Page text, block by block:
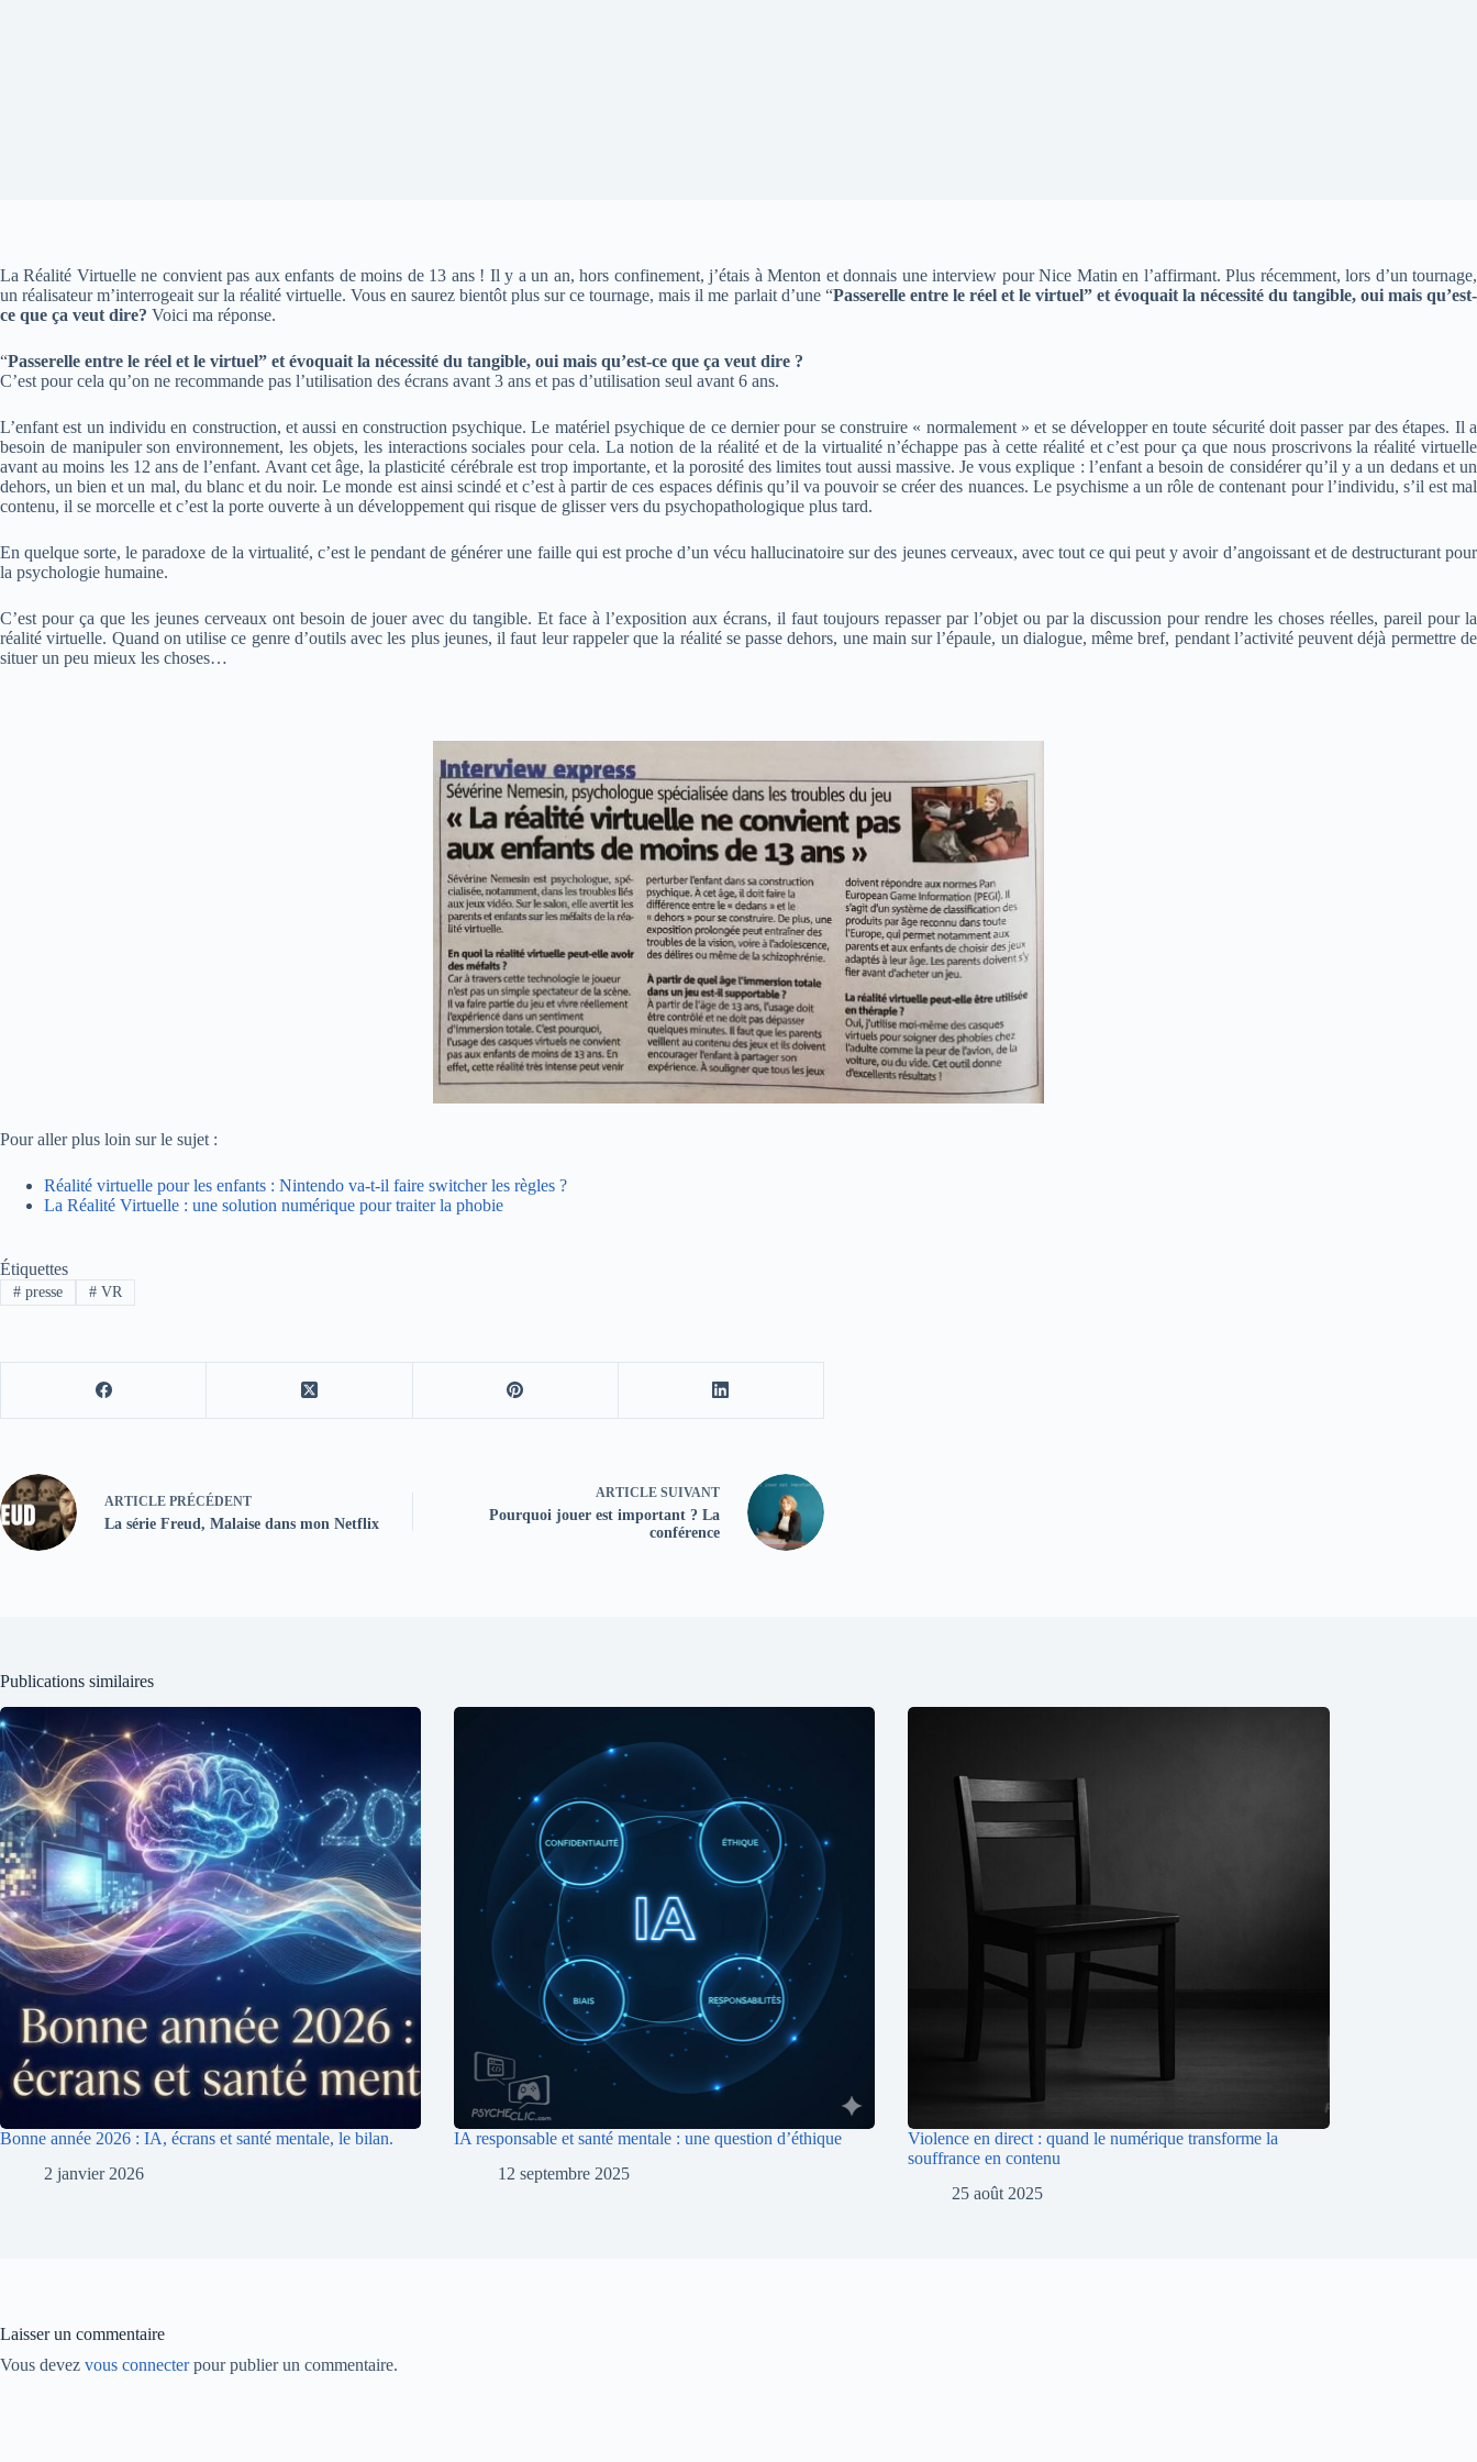
La Réalité Virtuelle ne convient pas aux enfants de moins de 13 ans ! Il y a un an, hors confinement, j’étais à Menton et donnais une interview pour Nice Matin en l’affirmant. Plus récemment, lors d’un tournage,
un réalisateur m’interrogeait sur la réalité virtuelle. Vous en saurez bientôt plus sur ce tournage, mais il me parlait d’une “Passerelle entre le réel et le virtuel” et évoquait la nécessité du tangible, oui mais qu’est-
ce que ça veut dire? Voici ma réponse.
“Passerelle entre le réel et le virtuel” et évoquait la nécessité du tangible, oui mais qu’est-ce que ça veut dire ?
C’est pour cela qu’on ne recommande pas l’utilisation des écrans avant 3 ans et pas d’utilisation seul avant 6 ans.
L’enfant est un individu en construction, et aussi en construction psychique. Le matériel psychique de ce dernier pour se construire « normalement » et se développer en toute sécurité doit passer par des étapes. Il a
besoin de manipuler son environnement, les objets, les interactions sociales pour cela. La notion de la réalité et de la virtualité n’échappe pas à cette réalité et c’est pour ça que nous proscrivons la réalité virtuelle
avant au moins les 12 ans de l’enfant. Avant cet âge, la plasticité cérébrale est trop importante, et la porosité des limites tout aussi massive. Je vous explique : l’enfant a besoin de considérer qu’il y a un dedans et un
dehors, un bien et un mal, du blanc et du noir. Le monde est ainsi scindé et c’est à partir de ces espaces définis qu’il va pouvoir se créer des nuances. Le psychisme a un rôle de contenant pour l’individu, s’il est mal
contenu, il se morcelle et c’est la porte ouverte à un développement qui risque de glisser vers du psychopathologique plus tard.
En quelque sorte, le paradoxe de la virtualité, c’est le pendant de générer une faille qui est proche d’un vécu hallucinatoire sur des jeunes cerveaux, avec tout ce qui peut y avoir d’angoissant et de destructurant pour
la psychologie humaine.
C’est pour ça que les jeunes cerveaux ont besoin de jouer avec du tangible. Et face à l’exposition aux écrans, il faut toujours repasser par l’objet ou par la discussion pour rendre les choses réelles, pareil pour la
réalité virtuelle. Quand on utilise ce genre d’outils avec les plus jeunes, il faut leur rappeler que la réalité se passe dehors, une main sur l’épaule, un dialogue, même bref, pendant l’activité peuvent déjà permettre de
situer un peu mieux les choses…
Pour aller plus loin sur le sujet :
Réalité virtuelle pour les enfants : Nintendo va-t-il faire switcher les règles ?
La Réalité Virtuelle : une solution numérique pour traiter la phobie
Étiquettes
#presse #VR
ARTICLE PRÉCÉDENT
La série Freud, Malaise dans mon Netflix
ARTICLE SUIVANT
Pourquoi jouer est important ? La
conférence
Publications similaires
Bonne année 2026 : IA, écrans et santé mentale, le bilan.
2 janvier 2026
IA responsable et santé mentale : une question d’éthique
12 septembre 2025
Violence en direct : quand le numérique transforme la
souffrance en contenu
25 août 2025
Laisser un commentaire
Vous devez vous connecterpour publier un commentaire.